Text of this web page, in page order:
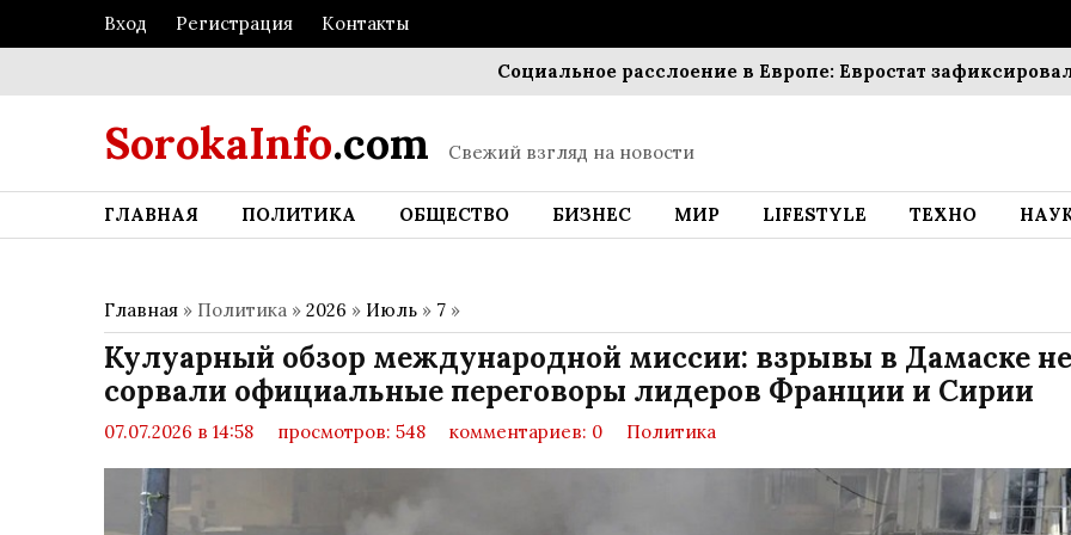
Вход Регистрация Контакты
Социальное расслоение в Европе: Евростат зафиксировал
SorokaInfo.com Свежий взгляд на новости
ГЛАВНАЯ ПОЛИТИКА ОБЩЕСТВО БИЗНЕС МИР LIFESTYLE ТЕХНО
Главная » Политика » 2026 » Июль » 7 »
Кулуарный обзор международной миссии: взрывы в Дамаске не
сорвали официальные переговоры лидеров Франции и Сирии
07.07.2026 в 14:58 просмотров: 548 комментариев: 0 Политика